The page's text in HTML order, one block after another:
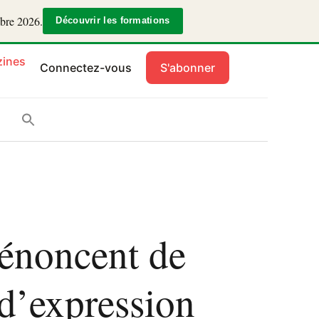
2026. Découvrir les formations
Connectez-vous S'abonner
de